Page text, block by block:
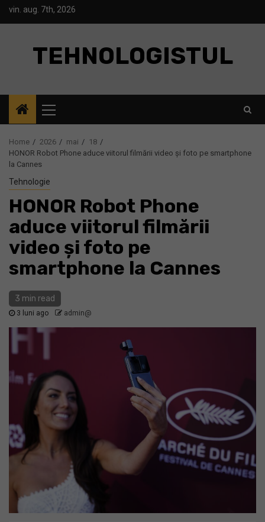
Skipvin. aug. 7th, 2026
TEHNOLOGISTUL
Menu
Home 2026 mai
18
HONOR Robot Phone aduce viitorul filmării video și foto pe smartphone
la Cannes
Tehnologie
HONOR Robot Phone
aduce viitorul filmării
video și foto pe
smartphone la Cannes
3 min read
3 luni ago admin@